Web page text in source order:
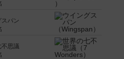
スパン
思議